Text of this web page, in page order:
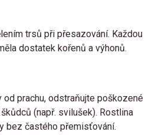
trsů při přesazování. Každou
dostatek kořenů a výhonů.
prachu, odstraňujte poškozené
(např. svilušek). Rostlina
bez častého přemisťování.